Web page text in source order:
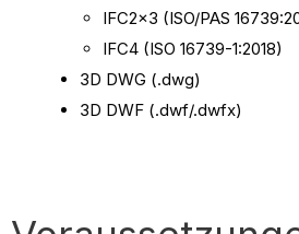
IFC2x3 (ISO/PAS
IFC4 (ISO 16739-1:2018)
3D DWG (.dwg)
3D DWF (.dwf/.dwfx)